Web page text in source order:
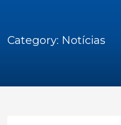
Category: Notícias